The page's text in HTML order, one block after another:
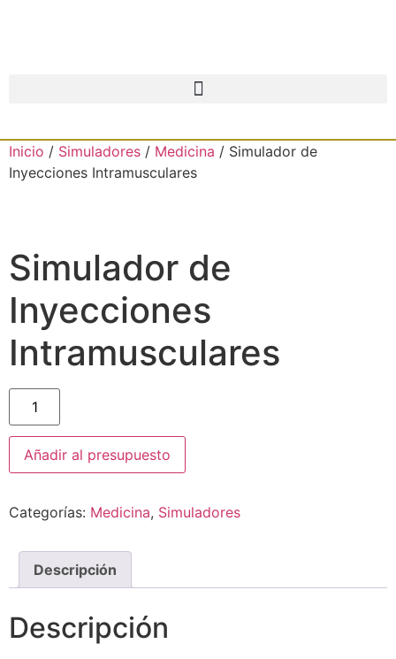
Inicio / Simuladores / Medicina / Simulador de
Inyecciones Intramusculares
Simulador de
Inyecciones
Intramusculares
Añadir al presupuesto
Categorías: Medicina, Simuladores
Descripción
Descripción